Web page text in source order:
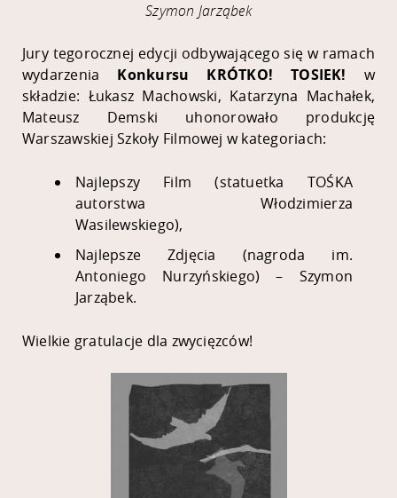
Szymon Jarząbek
Jury tegorocznej edycji odbywającego się w ramach
wydarzenia Konkursu KRÓTKO! TOSIEK! w
składzie: Łukasz Machowski, Katarzyna Machałek,
Mateusz Demski uhonorowało produkcję
Warszawskiej Szkoły Filmowej w kategoriach:
Najlepszy Film (statuetka TOŚKA
autorstwa Włodzimierza
Wasilewskiego),
Najlepsze Zdjęcia (nagroda im.
Antoniego Nurzyńskiego) – Szymon
Jarząbek.
Wielkie gratulacje dla zwycięzców!